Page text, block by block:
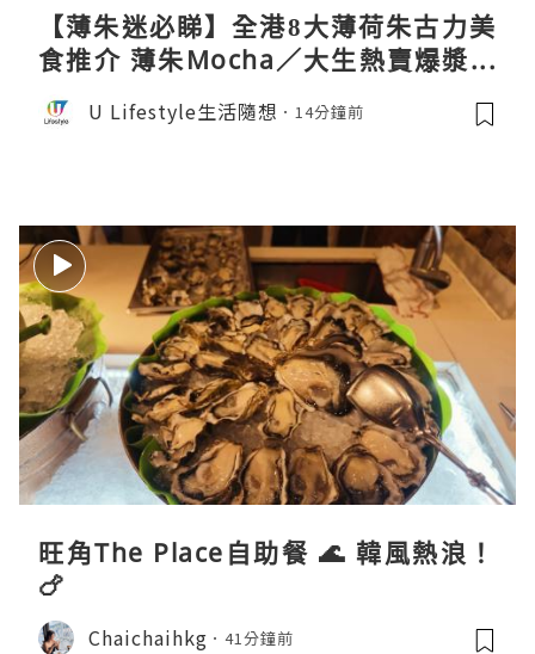
【薄朱迷必睇】全港8大薄荷朱古力美
食推介 薄朱Mocha／大生熱賣爆漿蛋
卷／Donki銅鑼燒
U Lifestyle生活隨想 14分鐘前
旺角The Place自助餐 🌊 韓風熱浪！
🍗
Chaichaihkg 41分鐘前